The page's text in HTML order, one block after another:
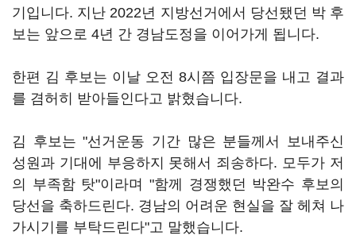
기입니다. 지난 2022년 지방선거에서 당선됐던 박 후
보는 앞으로 4년 간 경남도정을 이어가게 됩니다.
한편 김 후보는 이날 오전 8시쯤 입장문을 내고 결과
를 겸허히 받아들인다고 밝혔습니다.
김 후보는 "선거운동 기간 많은 분들께서 보내주신
성원과 기대에 부응하지 못해서 죄송하다. 모두가 저
의 부족함 탓"이라며 "함께 경쟁했던 박완수 후보의
당선을 축하드린다. 경남의 어려운 현실을 잘 헤쳐 나
가시기를 부탁드린다"고 말했습니다.